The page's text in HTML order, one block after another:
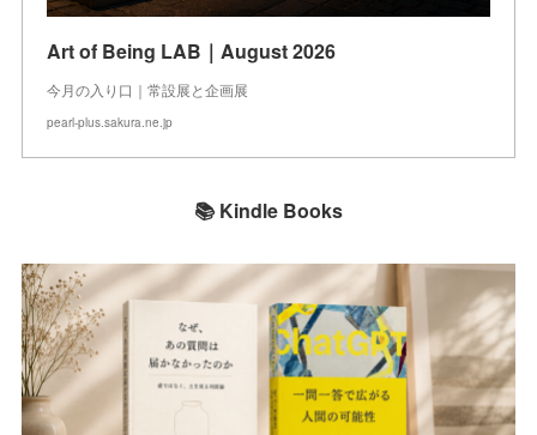
Art of Being LAB｜August 2026
今月の入り口｜常設展と企画展
pearl-plus.sakura.ne.jp
📚 Kindle Books